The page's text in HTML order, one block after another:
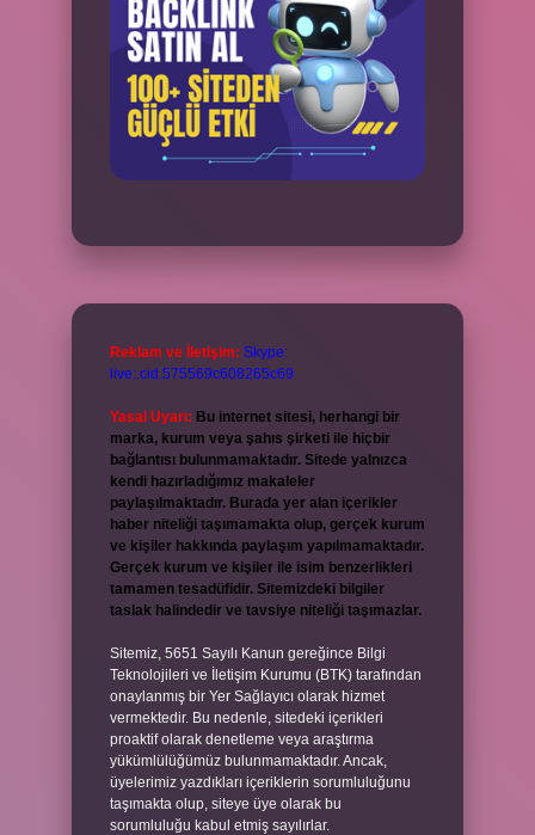
Reklam ve İletişim: Skype:
live:.cid.575569c608265c69
Yasal Uyarı: Bu internet sitesi, herhangi bir
marka, kurum veya şahıs şirketi ile hiçbir
bağlantısı bulunmamaktadır. Sitede yalnızca
kendi hazırladığımız makaleler
paylaşılmaktadır. Burada yer alan içerikler
haber niteliği taşımamakta olup, gerçek kurum
ve kişiler hakkında paylaşım yapılmamaktadır.
Gerçek kurum ve kişiler ile isim benzerlikleri
tamamen tesadüfidir. Sitemizdeki bilgiler
taslak halindedir ve tavsiye niteliği taşımazlar.
Sitemiz, 5651 Sayılı Kanun gereğince Bilgi
Teknolojileri ve İletişim Kurumu (BTK) tarafından
onaylanmış bir Yer Sağlayıcı olarak hizmet
vermektedir. Bu nedenle, sitedeki içerikleri
proaktif olarak denetleme veya araştırma
yükümlülüğümüz bulunmamaktadır. Ancak,
üyelerimiz yazdıkları içeriklerin sorumluluğunu
taşımakta olup, siteye üye olarak bu
sorumluluğu kabul etmiş sayılırlar.